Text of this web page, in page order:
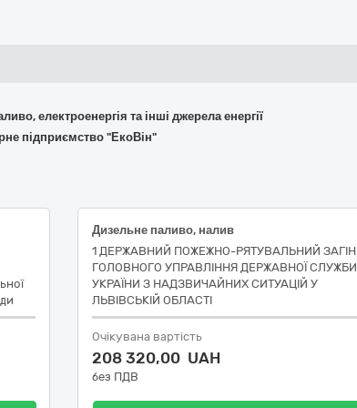
електроенергія та інші джерела енергії
підприємство "ЕкоВін"
Дизельне паливо, налив
1 ДЕРЖАВНИЙ ПОЖЕЖНО-РЯТУВАЛЬНИЙ ЗАГІН
ГОЛОВНОГО УПРАВЛІННЯ ДЕРЖАВНОЇ СЛУЖБИ
УКРАЇНИ З НАДЗВИЧАЙНИХ СИТУАЦІЙ У
ЛЬВІВСЬКІЙ ОБЛАСТІ
Очікувана вартість
208 320,00 UAH
без ПДВ